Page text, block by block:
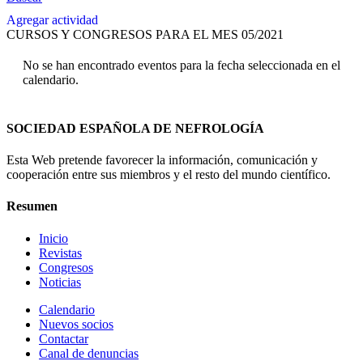
Agregar actividad
CURSOS Y CONGRESOS PARA EL MES 05/2021
No se han encontrado eventos para la fecha seleccionada en el
calendario.
SOCIEDAD ESPAÑOLA DE NEFROLOGÍA
Esta Web pretende favorecer la información, comunicación y
cooperación entre sus miembros y el resto del mundo científico.
Resumen
Inicio
Revistas
Congresos
Noticias
Calendario
Nuevos socios
Contactar
Canal de denuncias